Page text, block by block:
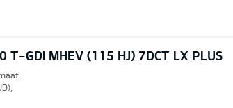
T-GDI MHEV (115 HJ) 7DCT LX PLUS